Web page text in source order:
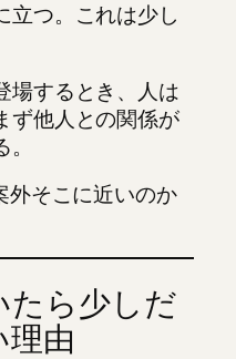
立つ。これは少し
場するとき、人は
ず他人との関係が
外そこに近いのか
たら少しだ
由